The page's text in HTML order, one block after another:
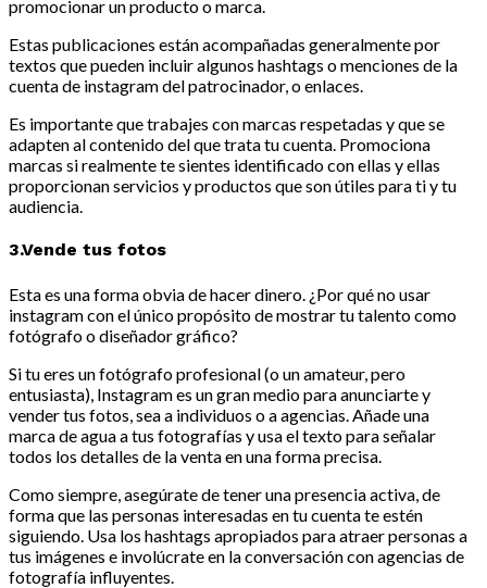
promocionar un producto o marca.
Estas publicaciones están acompañadas generalmente por
textos que pueden incluir algunos hashtags o menciones de la
cuenta de instagram del patrocinador, o enlaces.
Es importante que trabajes con marcas respetadas y que se
adapten al contenido del que trata tu cuenta. Promociona
marcas si realmente te sientes identificado con ellas y ellas
proporcionan servicios y productos que son útiles para ti y tu
audiencia.
3.Vende tus fotos
Esta es una forma obvia de hacer dinero. ¿Por qué no usar
instagram con el único propósito de mostrar tu talento como
fotógrafo o diseñador gráfico?
Si tu eres un fotógrafo profesional (o un amateur, pero
entusiasta), Instagram es un gran medio para anunciarte y
vender tus fotos, sea a individuos o a agencias. Añade una
marca de agua a tus fotografías y usa el texto para señalar
todos los detalles de la venta en una forma precisa.
Como siempre, asegúrate de tener una presencia activa, de
forma que las personas interesadas en tu cuenta te estén
siguiendo. Usa los hashtags apropiados para atraer personas a
tus imágenes e involúcrate en la conversación con agencias de
fotografía influyentes.